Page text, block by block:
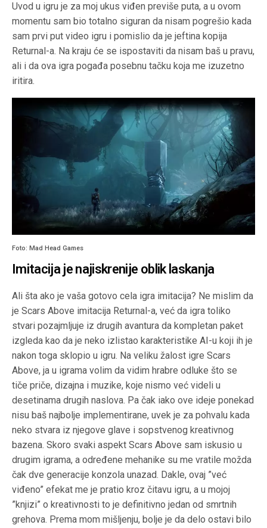
Uvod u igru je za moj ukus viđen previše puta, a u ovom
momentu sam bio totalno siguran da nisam pogrešio kada
sam prvi put video igru i pomislio da je jeftina kopija
Returnal-a. Na kraju će se ispostaviti da nisam baš u pravu,
ali i da ova igra pogađa posebnu tačku koja me izuzetno
iritira.
Foto: Mad Head Games
Imitacija je najiskrenije oblik laskanja
Ali šta ako je vaša gotovo cela igra imitacija? Ne mislim da
je Scars Above imitacija Returnal-a, već da igra toliko
stvari pozajmljuje iz drugih avantura da kompletan paket
izgleda kao da je neko izlistao karakteristike AI-u koji ih je
nakon toga sklopio u igru. Na veliku žalost igre Scars
Above, ja u igrama volim da vidim hrabre odluke što se
tiče priče, dizajna i muzike, koje nismo već videli u
desetinama drugih naslova. Pa čak iako ove ideje ponekad
nisu baš najbolje implementirane, uvek je za pohvalu kada
neko stvara iz njegove glave i sopstvenog kreativnog
bazena. Skoro svaki aspekt Scars Above sam iskusio u
drugim igrama, a određene mehanike su me vratile možda
čak dve generacije konzola unazad. Dakle, ovaj ”već
viđeno” efekat me je pratio kroz čitavu igru, a u mojoj
”knjizi” o kreativnosti to je definitivno jedan od smrtnih
grehova. Prema mom mišljenju, bolje je da delo ostavi bilo